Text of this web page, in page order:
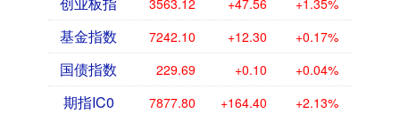
3563.12 +47.56 +1.35%
基金指数 7242.10 +12.30 +0.17%
国债指数 229.69 +0.10 +0.04%
期指IC0 7877.80 +164.40 +2.13%